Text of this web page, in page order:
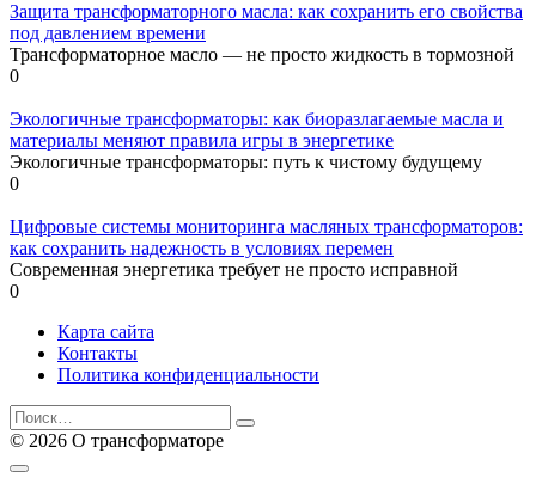
Защита трансформаторного масла: как сохранить его свойства
под давлением времени
Трансформаторное масло — не просто жидкость в тормозной
0
Экологичные трансформаторы: как биоразлагаемые масла и
материалы меняют правила игры в энергетике
Экологичные трансформаторы: путь к чистому будущему
0
Цифровые системы мониторинга масляных трансформаторов:
как сохранить надежность в условиях перемен
Современная энергетика требует не просто исправной
0
Карта сайта
Контакты
Политика конфиденциальности
Search
for:
© 2026 О трансформаторе